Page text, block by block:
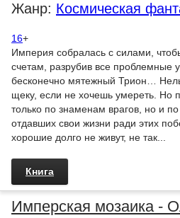
Жанр: Космическая
16+
Империя собралась с силами,
счетам, разрубив все проблемные
бесконечно мятежный Трион…
щеку, если не хочешь умереть. Но
только по знаменам врагов, но и
отдавших свои жизни ради этих
хорошие долго не живут, не так...
Книга
Имперская мозаика -